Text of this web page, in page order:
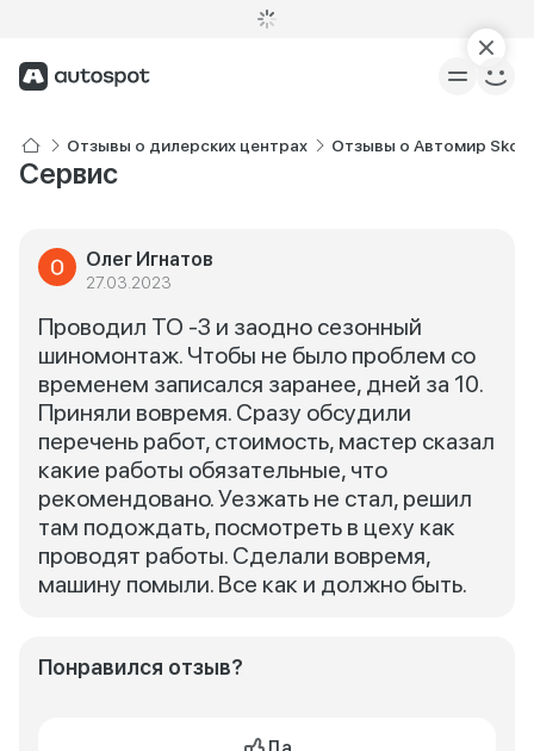
Отзывы о дилерских центрах Отзывы о Автомир
Сервис
Олег Игнатов
27.03.2023
Проводил ТО -3 и заодно сезонный
шиномонтаж. Чтобы не было проблем со
временем записался заранее, дней за 10.
Приняли вовремя. Сразу обсудили
перечень работ, стоимость, мастер сказал
какие работы обязательные, что
рекомендовано. Уезжать не стал, решил
там подождать, посмотреть в цеху как
проводят работы. Сделали вовремя,
машину помыли. Все как и должно быть.
Понравился отзыв?